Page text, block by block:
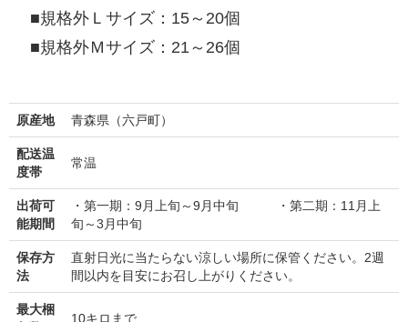
■規格外Ｌサイズ：15～20個
■規格外Ｍサイズ：21～26個
原産地 青森県（六戸町）
配送温
度帯
常温
出荷可
能期間
・第一期：9月上旬～9月中旬 ・第二期：11月上
旬～3月中旬
保存方
法
直射日光に当たらない涼しい場所に保管ください。2週
間以内を目安にお召し上がりください。
最大梱
10キロまで